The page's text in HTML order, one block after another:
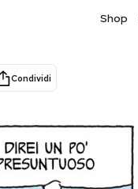
Shop
Condividi